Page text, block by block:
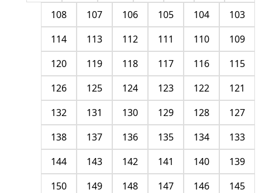
103
104
105
106
107
108
109
110
111
112
113
114
115
116
117
118
119
120
121
122
123
124
125
126
127
128
129
130
131
132
133
134
135
136
137
138
139
140
141
142
143
144
145
146
147
148
149
150